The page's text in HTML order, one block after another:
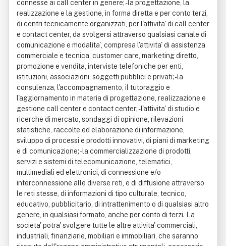
connesse ai call center in genere; - la progettazione, la
realizzazione e la gestione, in forma diretta e per conto terzi,
di centri tecnicamente organizzati, per l'attivita' di call center
e contact center, da svolgersi attraverso qualsiasi canale di
comunicazione e modalita', compresa l'attivita' di assistenza
commerciale e tecnica, customer care, marketing diretto,
promozione e vendita, interviste telefoniche per enti,
istituzioni, associazioni, soggetti pubblici e privati; - la
consulenza, l'accompagnamento, il tutoraggio e
l'aggiornamento in materia di progettazione, realizzazione e
gestione call center e contact center; - l'attivita' di studio e
ricerche di mercato, sondaggi di opinione, rilevazioni
statistiche, raccolte ed elaborazione di informazione,
sviluppo di processi e prodotti innovativi, di piani di marketing
e di comunicazione; - la commercializzazione di prodotti,
servizi e sistemi di telecomunicazione, telematici,
multimediali ed elettronici, di connessione e/o
interconnessione alle diverse reti, e di diffusione attraverso
le reti stesse, di informazioni di tipo culturale, tecnico,
educativo, pubblicitario, di intrattenimento o di qualsiasi altro
genere, in qualsiasi formato, anche per conto di terzi. La
societa' potra' svolgere tutte le altre attivita' commerciali,
industriali, finanziarie, mobiliari e immobiliari, che saranno